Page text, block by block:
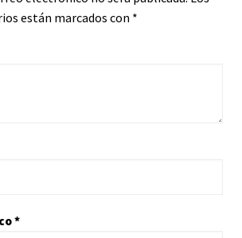
están marcados con *
*